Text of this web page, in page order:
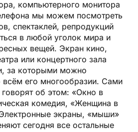
компьютерного монитора
мы можем посмотреть
спектаклей, репродукций
в любой уголок мира и
вещей. Экран кино,
или концертного зала
за которыми можно
всём его многообразии. Сами
об этом: «Окно в
комедия, «Женщина в
экраны, «мыши»
сегодня все остальные